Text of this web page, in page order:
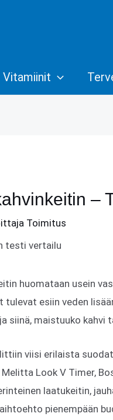
Vitamiinit
–
Toimitus
huomataan usein
tulevat esiin veden
siinä, maistuuko kahvi
viisi erilaista
Melitta Look V Timer,
laatukeitin,
pienempään